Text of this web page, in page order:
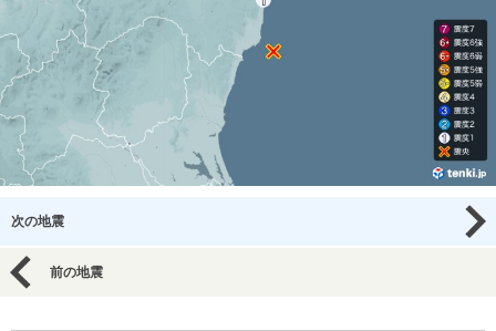
次の地震
前の地震